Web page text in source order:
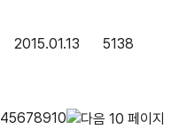
2015.01.13 5138
45678910